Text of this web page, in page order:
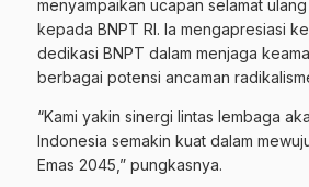
menyampaikan ucapan selamat
kepada BNPT RI. Ia mengapresiasi
dedikasi BNPT dalam menjaga
berbagai potensi ancaman
“Kami yakin sinergi lintas lembaga
Indonesia semakin kuat dalam
Emas 2045,” pungkasnya.